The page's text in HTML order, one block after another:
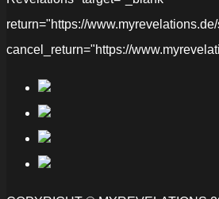
return="https://
cancel_return="https://